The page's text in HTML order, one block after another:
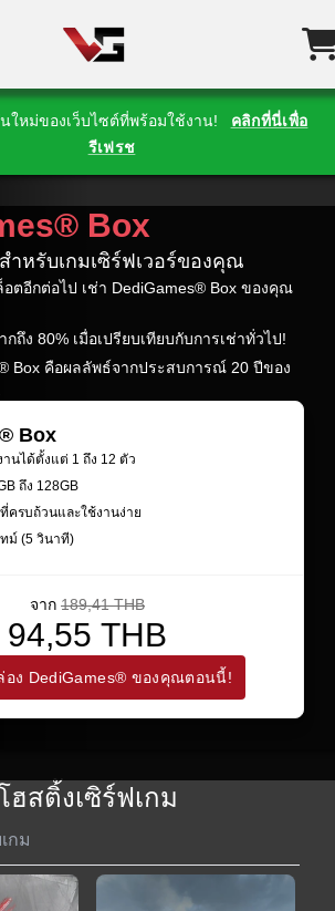
ใหม่ของเว็บไซต์ที่พร้อมใช้งาน!
คลิกที่นี่เพื่อ
รีเฟรช
Box
หรับเกมเซิร์ฟเวอร์ของคุณ
อตอีกต่อไป เช่า DediGames® Box ของคุณ
ถึง 80% เมื่อเปรียบเทียบกับการเช่าทั่วไป!
Box คือผลลัพธ์จากประสบการณ์ 20 ปีของ
Box
านได้ตั้งแต่ 1 ถึง 12 ตัว
ถึง 128GB
ครบถ้วนและใช้งานง่าย
ม์ (5 วินาที)
จาก 189,41 THB
94,55 THB
อง DediGames® ของคุณตอนนี้!
ฮสติ้งเซิร์ฟเกม